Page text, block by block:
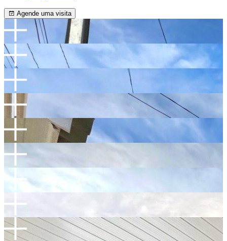
Agende uma visita